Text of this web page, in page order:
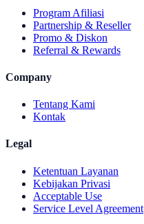
Program Afiliasi
Partnership & Reseller
Promo & Diskon
Referral & Rewards
Company
Tentang Kami
Kontak
Legal
Ketentuan Layanan
Kebijakan Privasi
Acceptable Use
Service Level Agreement